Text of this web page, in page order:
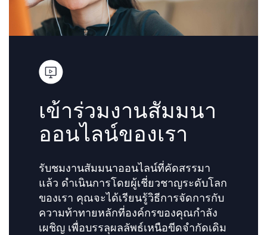
เข้าร่วมงานสัมมนา
ออนไลน์ของเรา
รับชมงานสัมมนาออนไลน์ที่คัดสรรมา
แล้ว ดำเนินการโดยผู้เชี่ยวชาญระดับโลก
ของเรา คุณจะได้เรียนรู้วิธีการจัดการกับ
ความท้าทายหลักที่องค์กรของคุณกำลัง
เผชิญ เพื่อบรรลุผลลัพธ์เหนือขีดจำกัดเดิม